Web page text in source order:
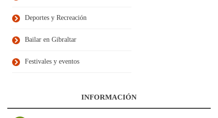
Deportes y Recreación
Bailar en Gibraltar
Festivales y eventos
INFORMACIÓN